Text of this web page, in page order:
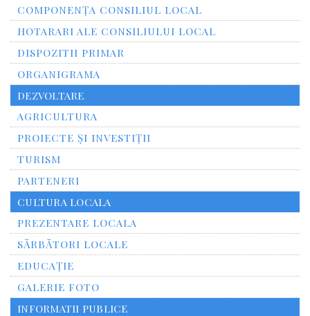
COMPONENȚA CONSILIUL LOCAL
HOTARARI ALE CONSILIULUI LOCAL
DISPOZITII PRIMAR
ORGANIGRAMA
DEZVOLTARE
AGRICULTURA
PROIECTE ȘI INVESTIȚII
TURISM
PARTENERI
CULTURA LOCALA
PREZENTARE LOCALA
SĂRBĂTORI LOCALE
EDUCAȚIE
GALERIE FOTO
INFORMATII PUBLICE